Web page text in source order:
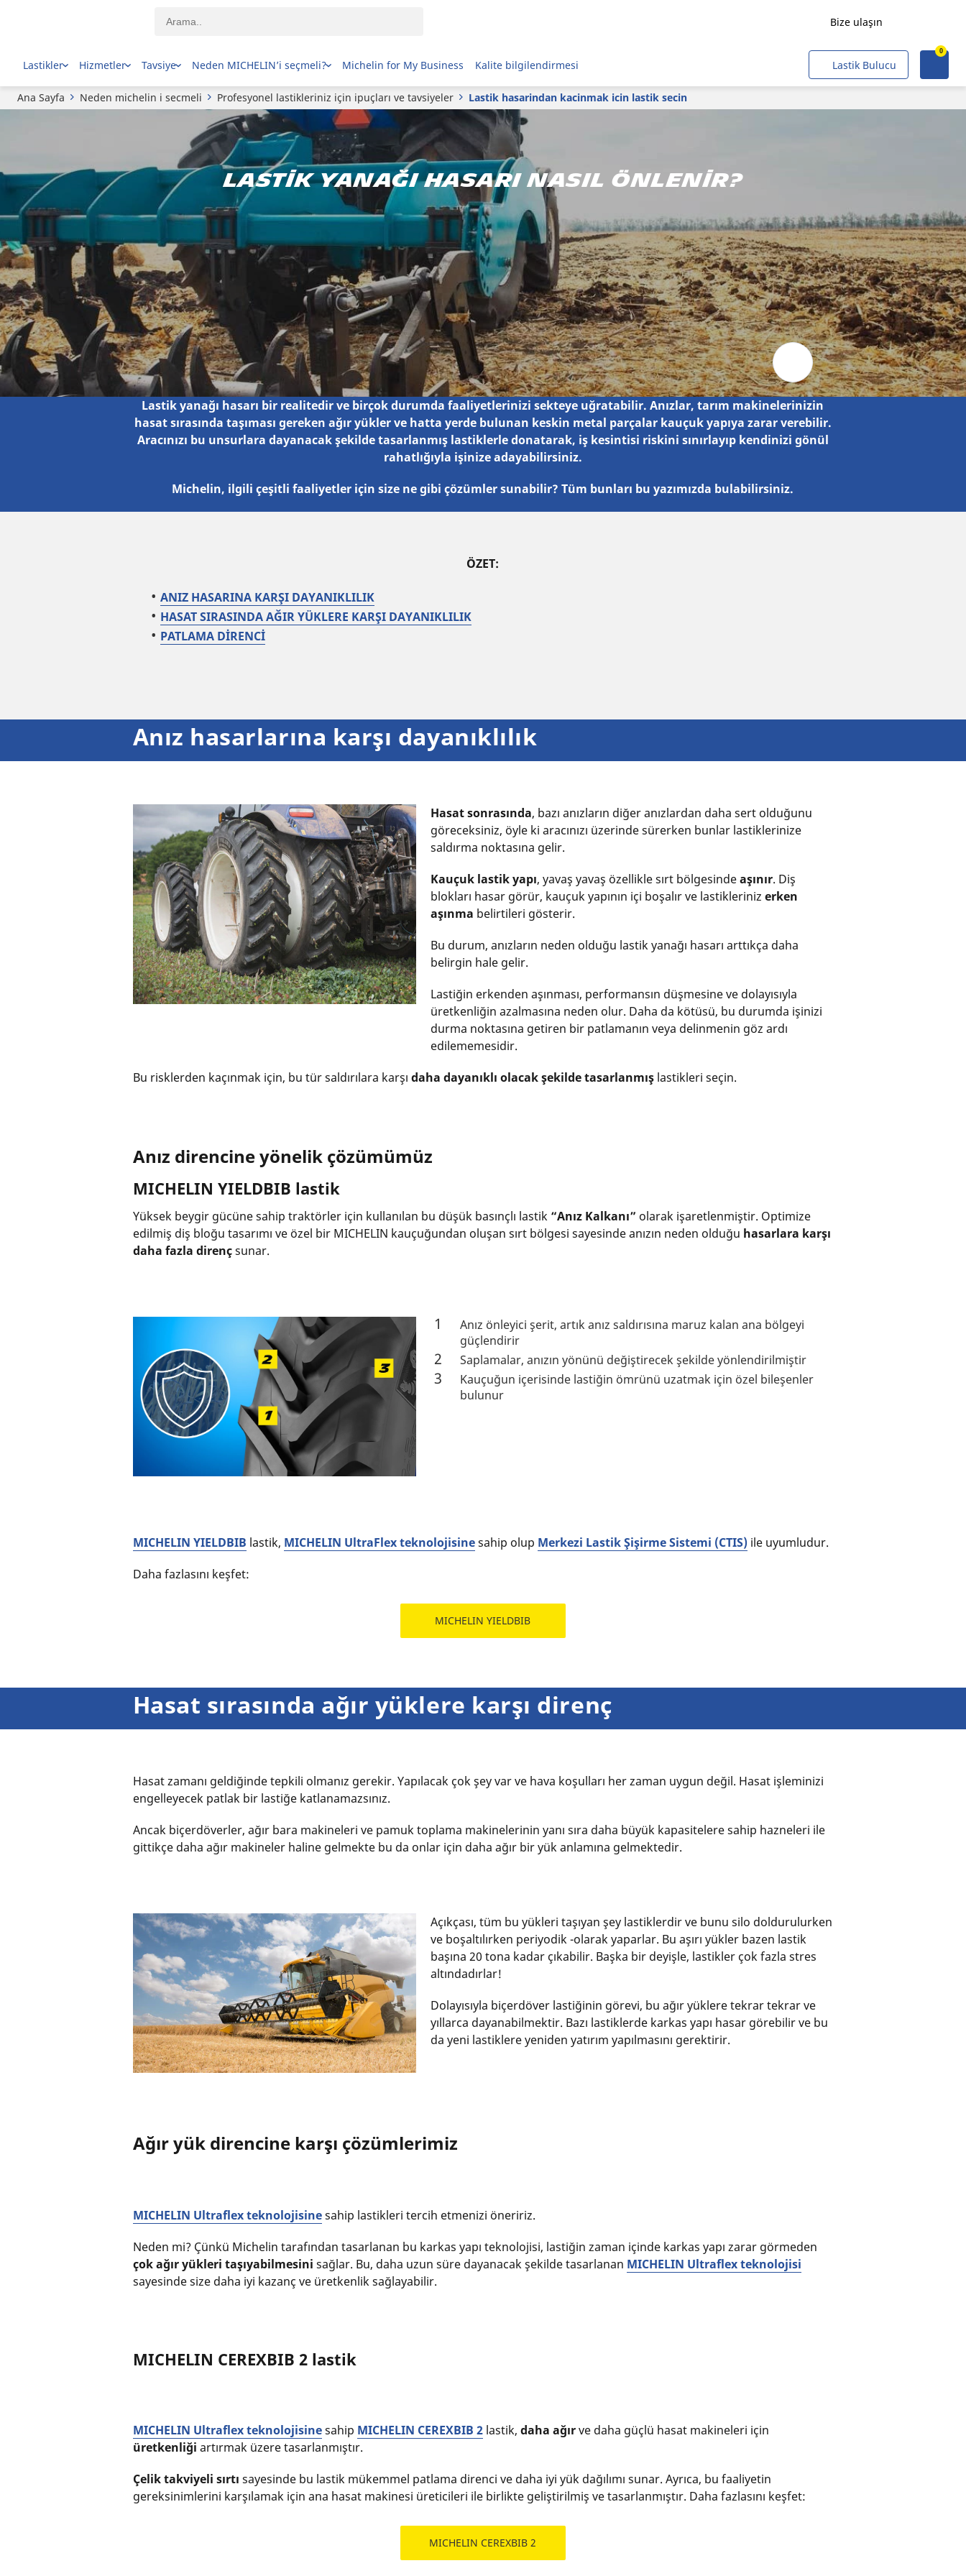
Bize ulaşın
Yük Taşımacılığı
Yolcu Taşımacılığı
Kobiler
Sivil ve Askeri Operasyon
Hava Taşıtı
Hafif raylı taşıtlar
Otomobil ve SUV
Motosiklet ve Mobilet
Bisiklet
0
Lastikler Hizmetler Tavsiye Neden MICHELIN’i seçmeli? Michelin for My Business Kalite bilgilendirmesi Lastik Bulucu
Ana Sayfa Neden michelin i secmeli Profesyonel lastikleriniz için ipuçları ve tavsiyeler Lastik hasarindan kacinmak icin lastik secin
Lastik yanağı hasarı nasıl önlenir?
Lastik yanağı hasarı bir realitedir ve birçok durumda faaliyetlerinizi sekteye uğratabilir. Anızlar, tarım makinelerinizin
hasat sırasında taşıması gereken ağır yükler ve hatta yerde bulunan keskin metal parçalar kauçuk yapıya zarar verebilir.
Aracınızı bu unsurlara dayanacak şekilde tasarlanmış lastiklerle donatarak, iş kesintisi riskini sınırlayıp kendinizi gönül
rahatlığıyla işinize adayabilirsiniz.
Michelin, ilgili çeşitli faaliyetler için size ne gibi çözümler sunabilir? Tüm bunları bu yazımızda bulabilirsiniz.
ÖZET:
ANIZ HASARINA KARŞI DAYANIKLILIK
HASAT SIRASINDA AĞIR YÜKLERE KARŞI DAYANIKLILIK
PATLAMA DİRENCİ
Anız hasarlarına karşı dayanıklılık
Hasat sonrasında, bazı anızların diğer anızlardan daha sert olduğunu
göreceksiniz, öyle ki aracınızı üzerinde sürerken bunlar lastiklerinize
saldırma noktasına gelir.
Kauçuk lastik yapı, yavaş yavaş özellikle sırt bölgesindeaşınır. Diş
blokları hasar görür, kauçuk yapının içi boşalır ve lastiklerinizerken
aşınma belirtileri gösterir.
Bu durum, anızların neden olduğu lastik yanağı hasarı arttıkça daha
belirgin hale gelir.
Lastiğin erkenden aşınması, performansın düşmesine ve dolayısıyla
üretkenliğin azalmasına neden olur. Daha da kötüsü, bu durumda işinizi
durma noktasına getiren bir patlamanın veya delinmenin göz ardı
edilememesidir.
Bu risklerden kaçınmak için, bu tür saldırılara karşı daha dayanıklı olacak şekilde tasarlanmış lastikleri seçin.
Anız direncine yönelik çözümümüz
MICHELIN YIELDBIB lastik
Yüksek beygir gücüne sahip traktörler için kullanılan bu düşük basınçlı lastik “Anız Kalkanı” olarak işaretlenmiştir. Optimize
edilmiş diş bloğu tasarımı ve özel bir MICHELIN kauçuğundan oluşan sırt bölgesi sayesinde anızın neden olduğu hasarlara karşı
daha fazla dirençsunar.
Anız önleyici şerit, artık anız saldırısına maruz kalan ana bölgeyi
güçlendirir
Saplamalar, anızın yönünü değiştirecek şekilde yönlendirilmiştir
Kauçuğun içerisinde lastiğin ömrünü uzatmak için özel bileşenler
bulunur
MICHELIN YIELDBIB lastik, MICHELIN UltraFlex teknolojisinesahip olup Merkezi Lastik Şişirme Sistemi (CTIS) ile uyumludur.
Daha fazlasını keşfet:
MICHELIN YIELDBIB
Hasat sırasında ağır yüklere karşı direnç
Hasat zamanı geldiğinde tepkili olmanız gerekir. Yapılacak çok şey var ve hava koşulları her zaman uygun değil. Hasat işleminizi
engelleyecek patlak bir lastiğe katlanamazsınız.
Ancak biçerdöverler, ağır bara makineleri ve pamuk toplama makinelerinin yanı sıra daha büyük kapasitelere sahip hazneleri ile
gittikçe daha ağır makineler haline gelmekte bu da onlar için daha ağır bir yük anlamına gelmektedir.
Açıkçası, tüm bu yükleri taşıyan şey lastiklerdir ve bunu silo doldurulurken
ve boşaltılırken periyodik -olarak yaparlar. Bu aşırı yükler bazen lastik
başına 20 tona kadar çıkabilir. Başka bir deyişle, lastikler çok fazla stres
altındadırlar!
Dolayısıyla biçerdöver lastiğinin görevi, bu ağır yüklere tekrar tekrar ve
yıllarca dayanabilmektir. Bazı lastiklerde karkas yapı hasar görebilir ve bu
da yeni lastiklere yeniden yatırım yapılmasını gerektirir.
Ağır yük direncine karşı çözümlerimiz
MICHELIN Ultraflex teknolojisinesahip lastikleri tercih etmenizi öneririz.
Neden mi? Çünkü Michelin tarafından tasarlanan bu karkas yapı teknolojisi, lastiğin zaman içinde karkas yapı zarar görmeden
çok ağır yükleri taşıyabilmesini sağlar. Bu, daha uzun süre dayanacak şekilde tasarlanan MICHELIN Ultraflex teknolojisi
sayesinde size daha iyi kazanç ve üretkenlik sağlayabilir.
MICHELIN CEREXBIB 2 lastik
MICHELIN Ultraflex teknolojisinesahip MICHELIN CEREXBIB 2lastik, daha ağırve daha güçlü hasat makineleri için
üretkenliği artırmak üzere tasarlanmıştır.
Çelik takviyeli sırtı sayesinde bu lastik mükemmel patlama direnci ve daha iyi yük dağılımı sunar. Ayrıca, bu faaliyetin
gereksinimlerini karşılamak için ana hasat makinesi üreticileri ile birlikte geliştirilmiş ve tasarlanmıştır. Daha fazlasını keşfet:
MICHELIN CEREXBIB 2